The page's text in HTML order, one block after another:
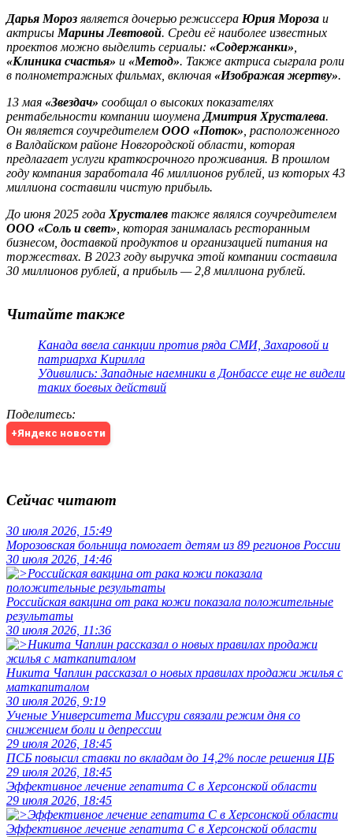
Дарья Мороз является дочерью режиссера Юрия Мороза и
актрисы Марины Левтовой. Среди её наиболее известных
проектов можно выделить сериалы: «Содержанки»
«Клиника счастья» и «Метод». Также актриса сыграла роли
в полнометражных фильмах, включая «Изображая жертву».
13 мая «Звездач» сообщал о высоких показателях
рентабельности компании шоумена Дмитрия Хрусталева.
Он является соучредителем ООО «Поток» , расположенного
в Валдайском районе Новгородской области, которая
предлагает услуги краткосрочного проживания. В прошлом
году компания заработала 46 миллионов рублей, из которых 43
миллиона составили чистую прибыль.
До июня 2025 года Хрусталев также являлся соучредителем
ООО «Соль и свет» , которая занималась ресторанным
бизнесом, доставкой продуктов и организацией питания на
торжествах. В 2023 году выручка этой компании составила
30 миллионов рублей, а прибыль — 2,8 миллиона рублей.
Читайте также
Канада ввела санкции против ряда СМИ, Захаровой и
патриарха Кирилла
Удивились: Западные наемники в Донбассе еще не видели
таких боевых действий
Поделитесь:
+Яндекс новости
Сейчас читают
30 июля 2026, 15:49
Морозовская больница помогает детям из 89 регионов России
30 июля 2026, 14:46
Российская вакцина от рака кожи показала положительные
результаты
30 июля 2026, 11:36
Никита Чаплин рассказал о новых правилах продажи жилья с
маткапиталом
30 июля 2026, 9:19
Ученые Университета Миссури связали режим дня со
снижением боли и депрессии
29 июля 2026, 18:45
ПСБ повысил ставки по вкладам до 14,2% после решения ЦБ
29 июля 2026, 18:45
Эффективное лечение гепатита C в Херсонской области
29 июля 2026, 18:45
Эффективное лечение гепатита C в Херсонской области